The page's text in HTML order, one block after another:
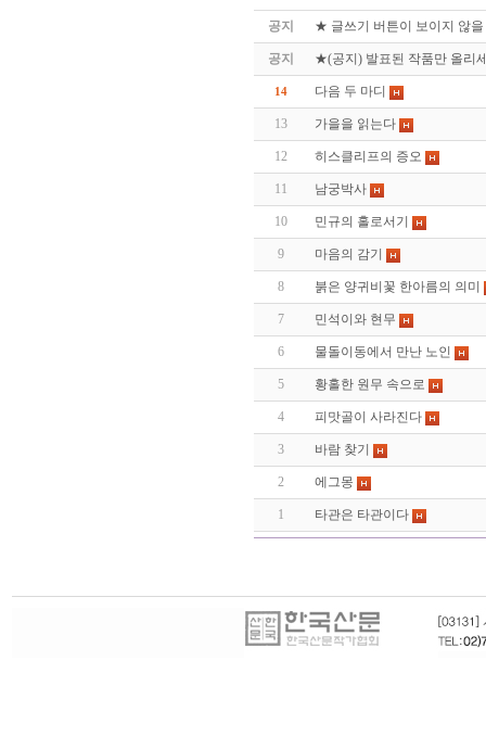
공지 ★ 글쓰기 버튼이 보이지 않
공지 ★(공지) 발표된 작품만 올리
14 다음 두 마디
13 가을을 읽는다
12 히스클리프의 증오
11 남궁박사
10 민규의 홀로서기
9 마음의 감기
8 붉은 양귀비꽃 한아름의 의미
7 민석이와 현무
6 물돌이동에서 만난 노인
5 황홀한 원무 속으로
4 피맛골이 사라진다
3 바람 찾기
2 에그몽
1 타관은 타관이다